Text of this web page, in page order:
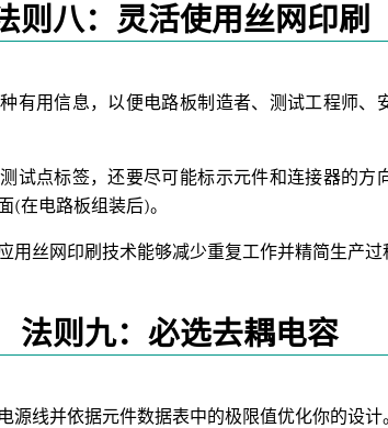
则八：灵活使用丝网印刷
有用信息，以便电路板制造者、测试工程师、
试点标签，还要尽可能标示元件和连接器的方
(在电路板组装后)。
用丝网印刷技术能够减少重复工作并精简生产过
法则九：必选去耦电容
源线并依据元件数据表中的极限值优化你的设计